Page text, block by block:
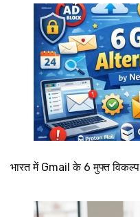
भारत में Gmail के 6 मुफ्त विकल्प